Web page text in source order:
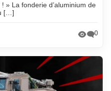
» La fonderie d’aluminium de
[…]
0